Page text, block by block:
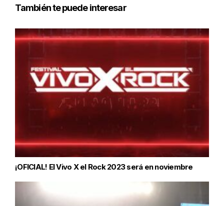
También te puede interesar
¡OFICIAL! El Vivo X el Rock 2023 será en noviembre